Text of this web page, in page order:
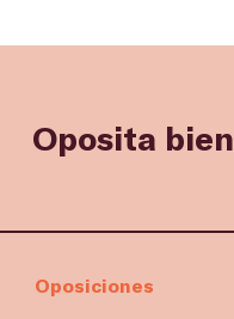
Oposita bien
Oposiciones